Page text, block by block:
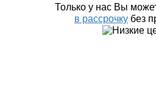
Только у нас Вы
в рассрочку без